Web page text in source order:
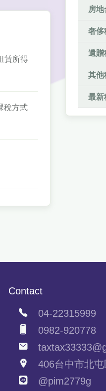
賃所得
稅方式
房
奢侈
遺贈
其他
最新
Contact
04-22315999
0982-920778
406台中市北屯
@pim2779g